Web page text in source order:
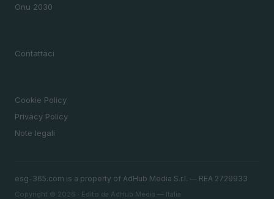
Onu 2030
Contattaci
Cookie Policy
Privacy Policy
Note legali
esg-365.com is a property of AdHub Media S.r.l. — REA 2729933
Copyright © 2026 · Edito da AdHub Media — Italia